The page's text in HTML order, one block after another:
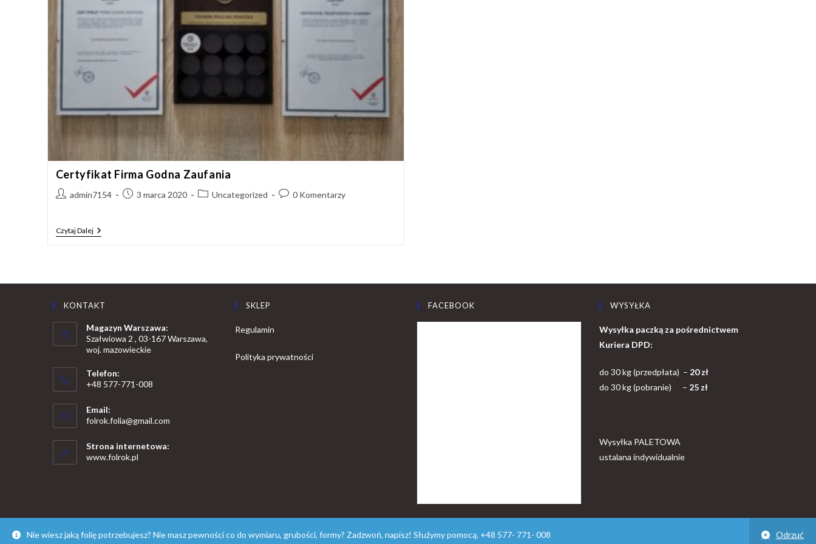
Certyfikat Firma Godna Zaufania
Postadmin7154
Post3 marca 2020
PostUncategorized
Post0 Komentarzy
Czytaj DalejCertyfikat
Firma
KONTAKT
Magazyn Warszawa:
Szałwiowa 2 , 03-167 Warszawa,
woj. mazowieckie
Telefon:
+48 577-771-008
in
your
application
Email:
folrok.folia@gmail.com
Strona internetowa:
www.folrok.pl
SKLEP
Regulamin
Polityka prywatności
FACEBOOK WYSYŁKA
Wysyłka paczką za pośrednictwem
Kuriera DPD:
do 30 kg (przedpłata) – 20 zł
do 30 kg (pobranie) – 25 zł
Wysyłka PALETOWA
ustalana indywidualnie
© Copyright - OceanWP Theme by FOLROK
Nie wiesz jaką folię potrzebujesz? Nie masz pewności co do wymiaru, grubości, formy? Zadzwoń, napisz! Służymy pomocą. +48 577- 771- 008 Odrzuć